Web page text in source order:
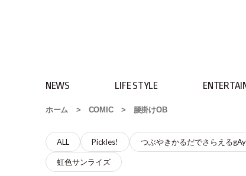
NEWS LIFE STYLE
ホーム > COMIC > 腰掛けOB
ALL Pickles! つぶやきかるだでさらえる
虹色サンライズ